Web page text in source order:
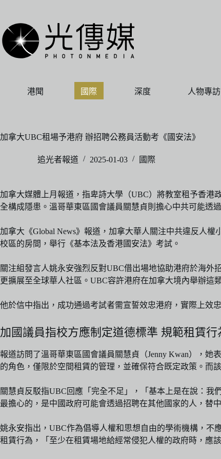
主
要
內
港聞 國際 深度 人物專訪
加拿大UBC租場予港府 辦招聘公務員活動考《國安法》
追光者報道 2025-01-03 國際
加拿大媒體上月報道，指卑詩大學（UBC）將教室租予香港
全構成隱患。溫哥華東區國會議員關慧貞則擔心中共可能透
加拿大《Global News》報道，加拿大華人關注中共違反人權
校區的房間，舉行《基本法及香港國安法》考試。
關注組發言人姚永安強烈反對UBC借出場地協助港府於海外
更擴展至全球華人社區。UBC容許港府在加拿大境內舉辦這
他於信中指出，成功通過考試者需宣誓效忠港府，實際上效
加國議員指校方應制定道德標準 規範租賃行
報道訪問了溫哥華東區國會議員關慧貞（Jenny Kwan），
的角色，僅限於空間租賃的管理，並確保符合既定政策。而
關慧貞反駁指UBC回應「完全不足」，「基本上是在說：
最擔心的，是中國政府可能會透過招聘在其他國家的人，替
姚永安指出，UBC作為倡導人權和思想自由的學術機構，不
租賃行為，「至少在租賃場地給經常侵犯人權的政府時，應